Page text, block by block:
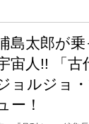
島太郎が
宙人!! 「古
ョルジョ
ー！